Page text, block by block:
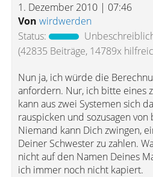
1. Dezember 2010 | 07:46
Von wirdwerden
Status:
(42835 Beiträge, 14789x
Nun ja, ich würde die
anfordern. Nur, ich bitte eines
kann aus zwei Systemen sich
rauspicken und sozusagen
Niemand kann Dich zwingen,
Deiner Schwester zu zahlen.
nicht auf den Namen Deines
ich immer noch nicht kapiert.